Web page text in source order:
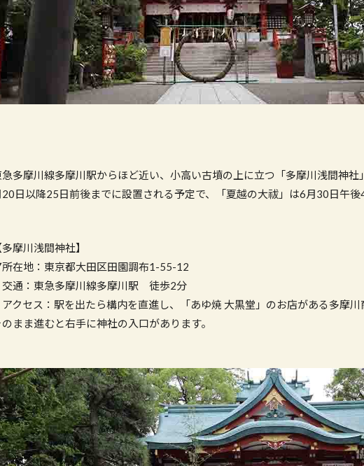
急多摩川線多摩川駅からほど近い、小高い古墳の上に立つ「多摩川浅間神
20日以降25日前後までに設置される予定で、「夏越の大祓」は6月30日午後
多摩川浅間神社】
在地：東京都大田区田園調布1-55-12
通：東急多摩川線多摩川駅 徒歩2分
クセス：駅を出たら構内を直進し、「あゆ焼 大黒堂」のお店がある多摩川
のまま進むと右手に神社の入口があります。